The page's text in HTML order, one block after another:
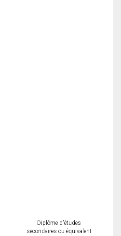
Diplôme d'études
secondaires ou équivalent